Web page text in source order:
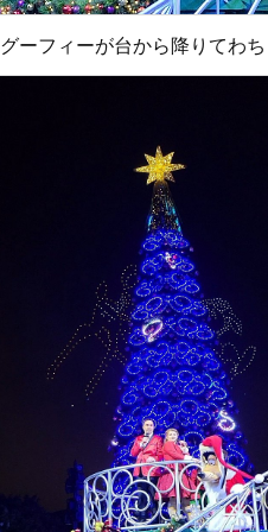
グーフィーが台から降りてわ